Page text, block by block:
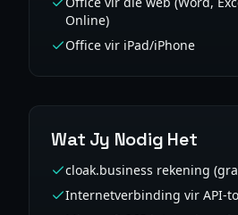
Online)
Office vir iPad/iPhone
Wat Jy Nodig Het
cloak.business rekening
Internetverbinding vir API-